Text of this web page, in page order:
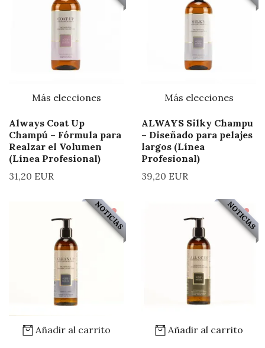
Más elecciones
Always Coat Up
Champú – Fórmula para
Realzar el Volumen
(Línea Profesional)
31,20 EUR
Más elecciones
ALWAYS Silky Champu
– Diseñado para pelajes
largos (Línea
Profesional)
39,20 EUR
NOTICIAS
Añadir al carrito
NOTICIAS
Añadir al carrito